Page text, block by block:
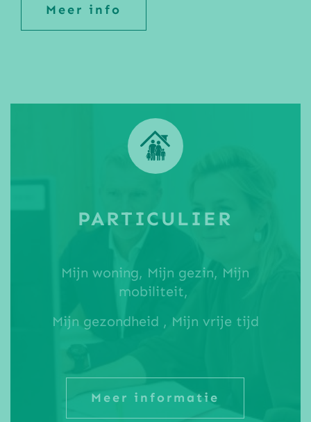
Meer info
PARTICULIER
Mijn woning, Mijn gezin, Mijn
mobiliteit,
Mijn gezondheid , Mijn vrije tijd
Meer informatie